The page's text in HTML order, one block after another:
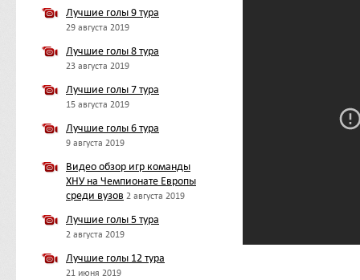
Лучшие голы 9 тура
29 августа 2019
Лучшие голы 8 тура
23 августа 2019
Лучшие голы 7 тура
15 августа 2019
Лучшие голы 6 тура
9 августа 2019
Видео обзор игр команды
ХНУ на Чемпионате Европы
среди вузов 2 августа 2019
Лучшие голы 5 тура
2 августа 2019
Лучшие голы 12 тура
21 июня 2019